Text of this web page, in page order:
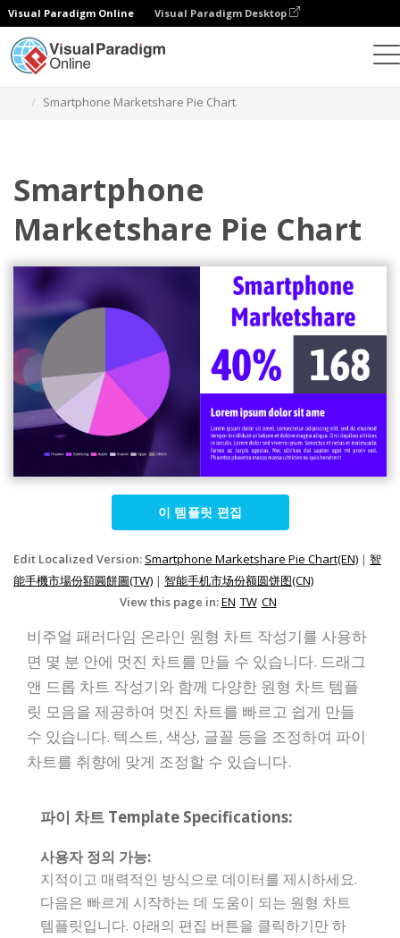
Visual Paradigm Online Visual Paradigm Desktop
Smartphone Marketshare Pie Chart
Smartphone
Marketshare Pie Chart
이 템플릿 편집
Edit Localized Version: Smartphone Marketshare Pie Chart(EN) | 智
能手機市場份額圓餅圖(TW) | 智能手机市场份额圆饼图(CN)
View this page in:EN TW CN
비주얼 패러다임 온라인 원형 차트 작성기를 사용하
면 몇 분 안에 멋진 차트를 만들 수 있습니다. 드래그
앤 드롭 차트 작성기와 함께 다양한 원형 차트 템플
릿 모음을 제공하여 멋진 차트를 빠르고 쉽게 만들
수 있습니다. 텍스트, 색상, 글꼴 등을 조정하여 파이
차트를 취향에 맞게 조정할 수 있습니다.
파이 차트 Template Specifications:
사용자 정의 가능:
지적이고 매력적인 방식으로 데이터를 제시하세요.
다음은 빠르게 시작하는 데 도움이 되는 원형 차트
템플릿입니다. 아래의 편집 버튼을 클릭하기만 하